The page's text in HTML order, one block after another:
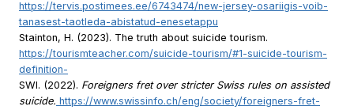
https://tervis.postimees.ee/6743474/new-jersey-osariigis-voib-
tanasest-taotleda-abistatud-enesetappu
Stainton, H. (2023). The truth about suicide tourism.
https://tourismteacher.com/suicide-tourism/#1-suicide-tourism-
definition-
SWI. (2022). Foreigners fret over stricter Swiss rules on assisted
suicide. https://www.swissinfo.ch/eng/society/foreigners-fret-